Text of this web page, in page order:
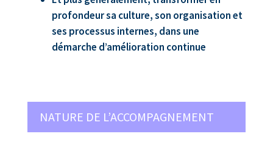
profondeur sa culture, son organisation et
ses processus internes, dans une
démarche d’amélioration continue
NATURE DE L’ACCOMPAGNEMENT